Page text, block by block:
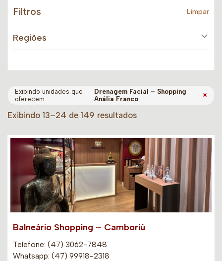
Filtros Limpar
Regiões
Exibindo unidades que
oferecem:
Drenagem Facial – Shopping
Anália Franco
×
Exibindo 13–24 de 149 resultados
Balneário Shopping – Camboriú
Telefone: (47) 3062-7848
Whatsapp: (47) 99918-2318